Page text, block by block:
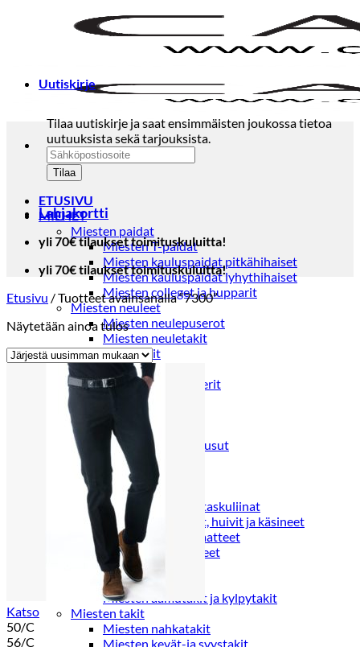
ETUSIVU
MIEHET
Miesten paidat
Miesten T-paidat
Miesten kauluspaidat pitkähihaiset
Miesten kauluspaidat lyhythihaiset
Miesten colleget ja hupparit
Miesten neuleet
Miesten neulepuserot
Miesten neuletakit
Puvut ja blazerit
Puvut
Puvuntakit ja blazerit
Miesten housut
Miesten housut
Miesten farkut
Miesten collegehousut
Miesten shortsit
Miesten asusteet
Vyöt ja olkaimet
Solmiot, rusetit ja taskuliinat
Miesten päähineet, huivit ja käsineet
Miesten yöasut ja alusvaatteet
Miesten alusvaatteet
Miesten sukat
Miesten yöasut
Miesten aamutakit ja kylpytakit
Miesten takit
Miesten nahkatakit
Miesten kevät-ja syystakit
Uutiskirje
Tilaa uutiskirje ja saat ensimmäisten joukossa tietoa
uutuuksista sekä tarjouksista.
Lahjakortti
yli 70€ tilaukset toimituskuluitta!
yli 70€ tilaukset toimituskuluitta!
Etusivu /Tuotteet avainsanalla “7300”
Näytetään ainoa tulos
Katso
50/C
56/C